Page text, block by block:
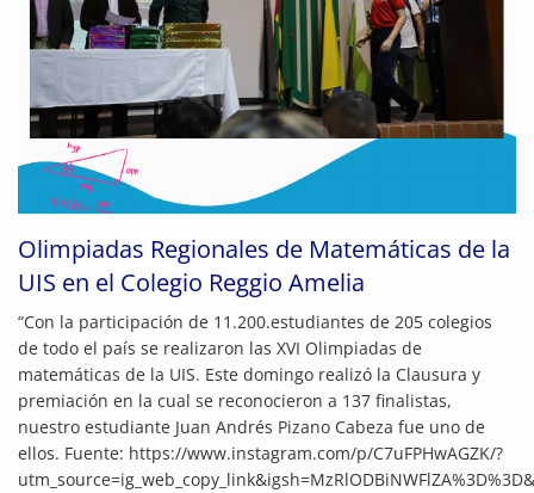
Olimpiadas Regionales de Matemáticas de la
UIS en el Colegio Reggio Amelia
“Con la participación de 11.200.estudiantes de 205 colegios
de todo el país se realizaron las XVI Olimpiadas de
matemáticas de la UIS. Este domingo realizó la Clausura y
premiación en la cual se reconocieron a 137 finalistas,
nuestro estudiante Juan Andrés Pizano Cabeza fue uno de
ellos. Fuente: https://www.instagram.com/p/C7uFPHwAGZK/?